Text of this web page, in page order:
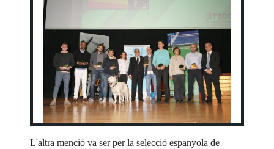
L'altra menció va ser per la selecció espanyola de